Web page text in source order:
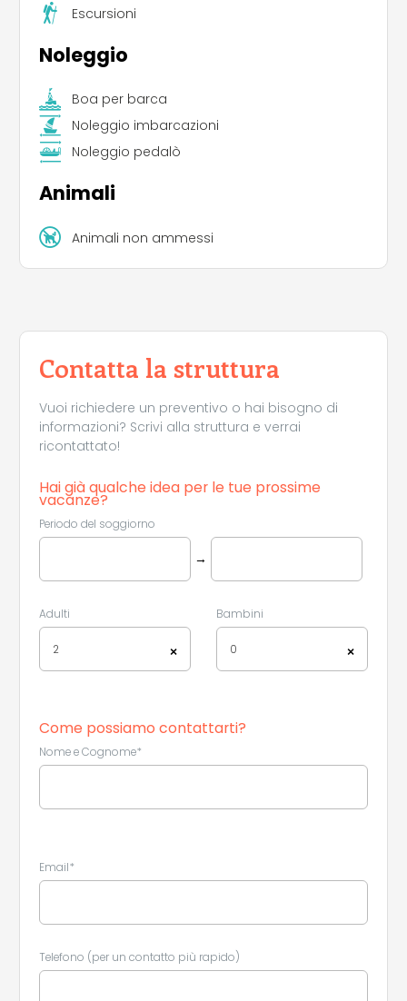
Escursioni
Noleggio
Boa per barca
Noleggio imbarcazioni
Noleggio pedalò
Animali
Animali non ammessi
Contatta la struttura
Vuoi richiedere un preventivo o hai bisogno di
informazioni? Scrivi alla struttura e verrai
ricontattato!
Hai già qualche idea per le tue prossime
vacanze?
Periodo del soggiorno
→
Adulti
×
2
Bambini
×
0
Come possiamo contattarti?
Nome e Cognome*
Email*
Telefono (per un contatto più rapido)